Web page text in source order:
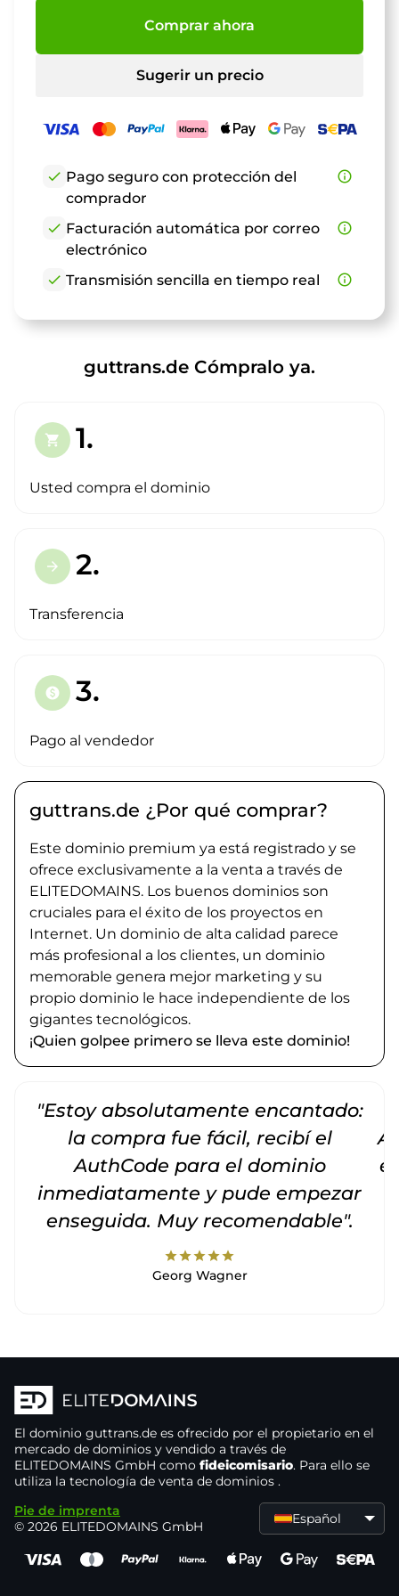
Comprar ahora
Sugerir un precio
check Pago seguro con protección del
comprador
info_outline
check Facturación automática por correo
electrónico
info_outline
check Transmisión sencilla en tiempo real info_outline
guttrans.de Cómpralo ya.
shopping_cart 1.
Usted compra el dominio
arrow_forward 2.
Transferencia
paid 3.
Pago al vendedor
guttrans.de ¿Por qué comprar?
Este dominio premium ya está registrado y se
ofrece exclusivamente a la venta a través de
ELITEDOMAINS. Los buenos dominios son
cruciales para el éxito de los proyectos en
Internet. Un dominio de alta calidad parece
más profesional a los clientes, un dominio
memorable genera mejor marketing y su
propio dominio le hace independiente de los
gigantes tecnológicos.
¡Quien golpee primero se lleva este dominio!
"Estoy absolutamente encantado:
la compra fue fácil, recibí el
AuthCode para el dominio
inmediatamente y pude empezar
enseguida. Muy recomendable".
starstarstarstarstar
Georg Wagner
El dominio guttrans.de es ofrecido por el propietario en el
mercado de dominios y vendido a través de
ELITEDOMAINS GmbH como fideicomisario. Para ello se
utiliza la tecnología de venta de dominios .
Pie de imprenta
© 2026 ELITEDOMAINS GmbH
Español